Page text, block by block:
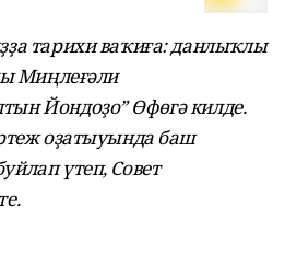
тарихи ваҡиға: данлыҡлы
Миңлеғәли
Йондоҙо” Өфөгә килде.
оҙатыуында баш
үтеп, Совет